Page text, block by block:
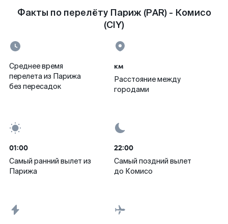
Факты по перелёту Париж (PAR) - Комисо
(CIY)
Среднее время
перелета из Парижа
без пересадок
км
Расстояние между
городами
01:00
Самый ранний вылет из
Парижа
22:00
Самый поздний вылет
до Комисо